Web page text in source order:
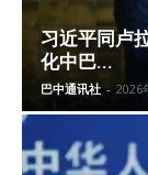
习近平同卢
化中巴...
巴中通讯社 - 2026